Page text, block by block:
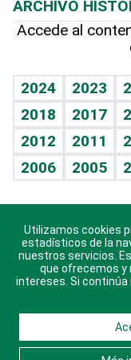
Hablando con el
Vida y familia
Eñe
Celebrando la vida
Sin complejos
En pocas palabras
Escuchando al
Economía Personal
Línea de hit
TBT Deportivo
Más firmas
Hecho en casa
Guía del dinero
Cumpleaños
Horóscopos
Crucigramas
ARCHIVO
Accede al
2024 2023
2018
2017
2012
2011
2006
2005
Descarga
© 2021 Diario
Utilizamos cookies
estadísticos de la
nuestros servicios.
que ofrecemos y
intereses. Si continúa